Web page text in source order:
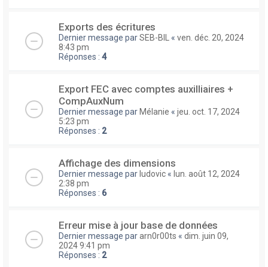
Exports des écritures
Dernier message parSEB-BIL « ven. déc. 20, 2024
8:43 pm
Réponses : 4
Export FEC avec comptes auxilliaires +
CompAuxNum
Dernier message par Mélanie « jeu. oct. 17, 2024
5:23 pm
Réponses : 2
Affichage des dimensions
Dernier message par ludovic « lun. août 12, 2024
2:38 pm
Réponses : 6
Erreur mise à jour base de données
Dernier message pararn0r00ts « dim. juin 09,
2024 9:41 pm
Réponses : 2